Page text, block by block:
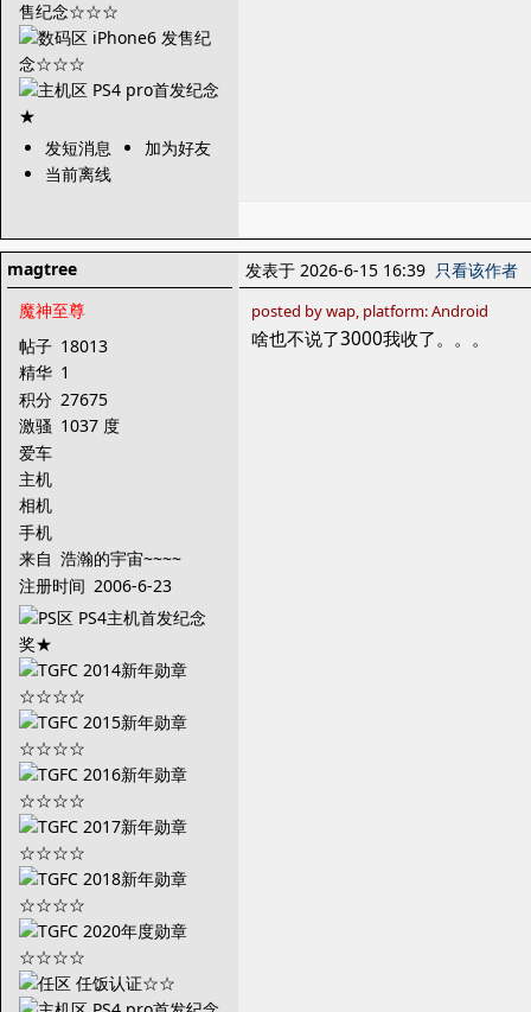
发短消息
加为好友
当前离线
magtree
魔神至尊
帖子 18013
精华 1
积分 27675
激骚 1037 度
爱车
主机
相机
手机
来自 浩瀚的宇宙~~~~
注册时间 2006-6-23
发表于 2026-6-15 16:39 只看该作者
posted by wap, platform: Android
啥也不说了3000我收了。。。